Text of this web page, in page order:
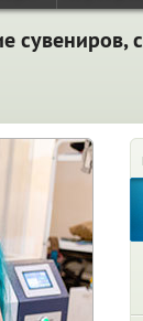
сувениров,